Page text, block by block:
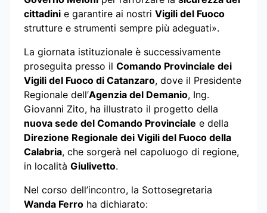
cittadini e garantire ai nostri Vigili del Fuoco
strutture e strumenti sempre più adeguati».
La giornata istituzionale è successivamente
proseguita presso il Comando Provinciale dei
Vigili del Fuoco di Catanzaro, dove il Presidente
Regionale dell’Agenzia del Demanio, Ing.
Giovanni Zito, ha illustrato il progetto della
nuova sede del Comando Provinciale e della
Direzione Regionale dei Vigili del Fuoco della
Calabria, che sorgerà nel capoluogo di regione,
in località Giulivetto.
Nel corso dell’incontro, la Sottosegretaria
Wanda Ferro ha dichiarato: